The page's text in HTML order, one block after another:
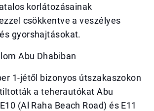
korlátozásainak
csökkentve a veszélyes
gyorshajtásokat.
Abu Dhabiban
1-jétől bizonyos útszakaszokon
a teherautókat Abu
(Al Raha Beach Road) és E11